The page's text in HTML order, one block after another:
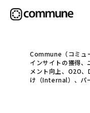
Communeに
Commune（コミュ
インサイトの獲得、
メント向上、O2O
け（Internal）、パ